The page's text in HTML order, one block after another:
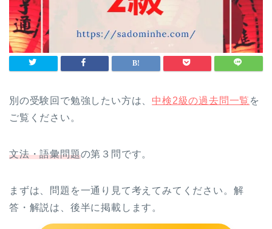
別の受験回で勉強したい方は、 中検2級の過去問一覧 を
ご覧ください。
文法・語彙問題の第３問です。
まずは、問題を一通り見て考えてみてください。解
答・解説は、後半に掲載します。